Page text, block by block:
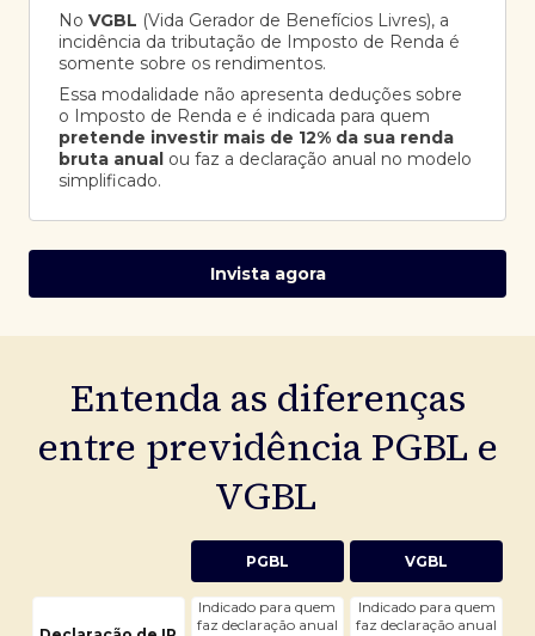
No VGBL (Vida Gerador de Benefícios Livres), a
incidência da tributação de Imposto de Renda é
somente sobre os rendimentos.
Essa modalidade não apresenta deduções sobre
o Imposto de Renda e é indicada para quem
pretende investir mais de 12% da sua renda
bruta anual ou faz a declaração anual no modelo
simplificado.
Invista agora
Entenda as diferenças
entre previdência PGBL e
VGBL
PGBL VGBL
Indicado para quem
faz declaração anual
Indicado para quem
faz declaração anual